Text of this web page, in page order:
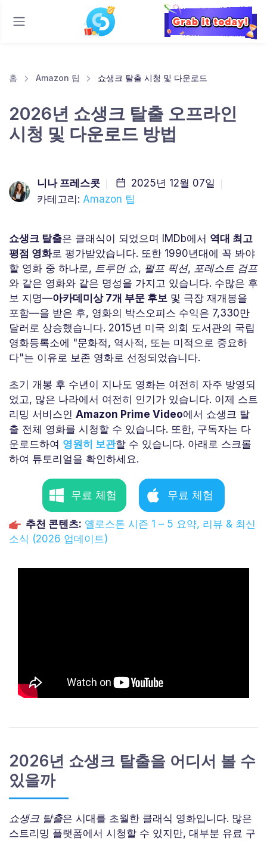
홈 Amazon 팁 쇼생크 탈출 시청 및 다운로드
2026년 쇼생크 탈출 오프라인
시청 및 다운로드 방법
니나 프레스콧
2025년 12월 07일
카테고리: Amazon 팁
쇼생크 탈출은 클래식이 되었으며 IMDb에서 역대 최고
평점 영화로 평가받았습니다. 또한 1990년대에 꼭 봐야
할 영화 중 하나로, 트루먼 쇼, 펄프 픽션, 포레스트 검프
와 같은 영화와 같은 명성을 가지고 있습니다. 수많은 후
보 지명—아카데미상 7개 부문 후보 및 극장 재개봉을
포함—을 받은 후, 영화의 박스오피스 수익은 7,330만
달러로 상승했습니다. 2015년 미국 의회 도서관의 국립
영화등록소에 "문화적, 역사적, 또는 미적으로 중요하
다"는 이유로 보존 영화로 선정되었습니다.
초기 개봉 후 수년이 지나도 영화는 여전히 자주 방영되
었고, 많은 나라에서 여전히 인기가 있습니다. 이제 스트
리밍 서비스인 Amazon Prime Video에서 쇼생크 탈
출 전체 영화를 시청할 수 있습니다. 또한, 구독자는 다
운로드하여 영원히 보관할 수 있습니다. 아래로 스크롤
하여 튜토리얼을 확인하세요.
무료 체험 무료 체험
추천 콘텐츠: 옐로스톤 시즌 1 – 5 요약, 리뷰 & 최신
소식 (2026 업데이트)
2026년 쇼생크 탈출을 어디서 볼 수
있을까
쇼생크 탈출은 시대를 초월한 클래식 영화입니다. 많은
스트리밍 플랫폼에서 시청할 수 있지만, 대부분 유료 구